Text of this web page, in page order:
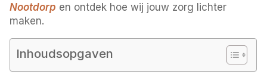
Nootdorp en ontdek hoe wij jouw zorg lichter
maken.
Inhoudsopgaven